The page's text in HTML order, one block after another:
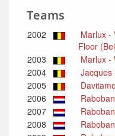
Teams
2002
Marlux -
Floor
2003
Marlux -
2004
Jacques
2005
2006
2007
2008